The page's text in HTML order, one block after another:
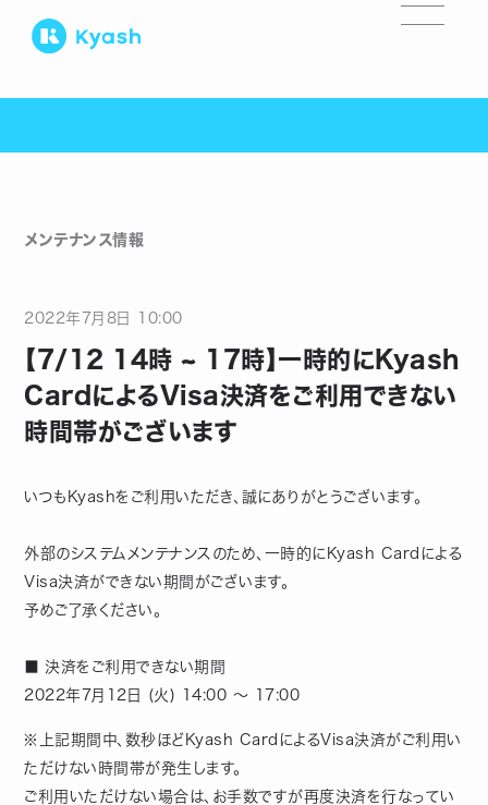
メンテナンス情報
2022年 7月 8日 10:00
【7/12 14時 ~ 17時】一時的にKyash
CardによるVisa決済をご利用できない
時間帯がございます
いつもKyashをご利用いただき、誠にありがとうございます。
外部のシステムメンテナンスのため、一時的にKyash Cardによる
Visa決済ができない期間がございます。
予めご了承ください。
■ 決済をご利用できない期間
2022年7月12日 (火) 14:00 〜 17:00
※上記期間中、数秒ほどKyash CardによるVisa決済がご利用い
ただけない時間帯が発生します。
ご利用いただけない場合は、お手数ですが再度決済を行なってい